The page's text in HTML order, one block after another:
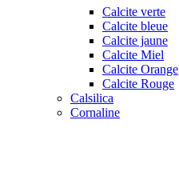
Calcite verte
Calcite bleue
Calcite jaune
Calcite Miel
Calcite Orange
Calcite Rouge
Calsilica
Cornaline